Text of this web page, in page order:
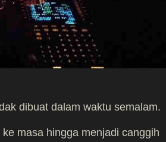
dibuat dalam waktu semalam.
masa hingga menjadi canggih